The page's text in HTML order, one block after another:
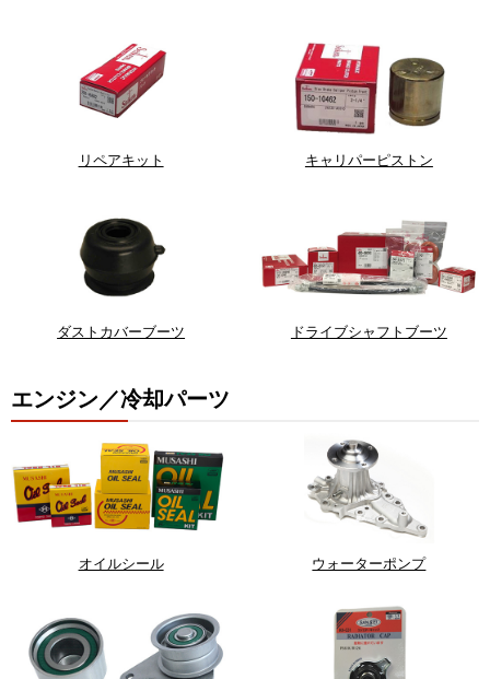
リペアキット キャリパーピストン
ダストカバーブーツ ドライブシャフトブーツ
エンジン／冷却パーツ
オイルシール ウォーターポンプ